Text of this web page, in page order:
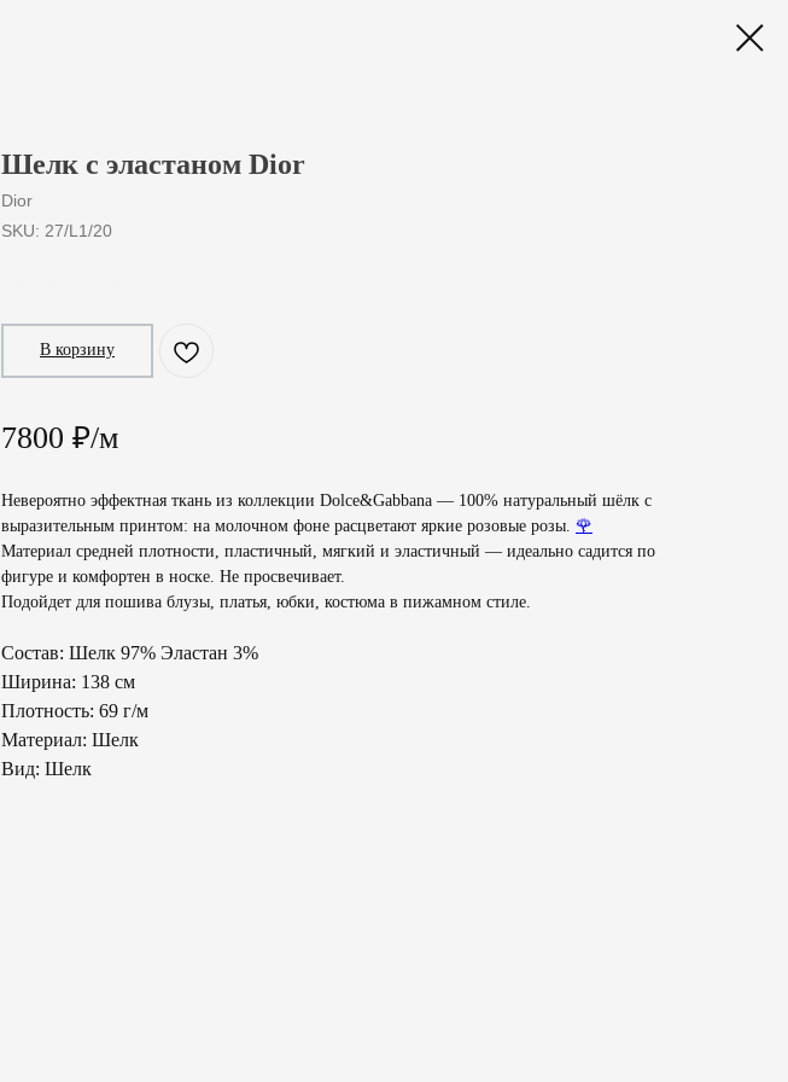
Шелк с эластаном Dior
Dior
SKU: 27/L1/20
В корзину
7800 ₽/м
Невероятно эффектная ткань из коллекции Dolce&Gabbana — 100% натуральный шёлк с
выразительным принтом: на молочном фоне расцветают яркие розовые розы. 🌹
Материал средней плотности, пластичный, мягкий и эластичный — идеально садится по
фигуре и комфортен в носке. Не просвечивает.
Подойдет для пошива блузы, платья, юбки, костюма в пижамном стиле.
Состав: Шелк 97% Эластан 3%
Ширина: 138 см
Плотность: 69 г/м
Материал: Шелк
Вид: Шелк